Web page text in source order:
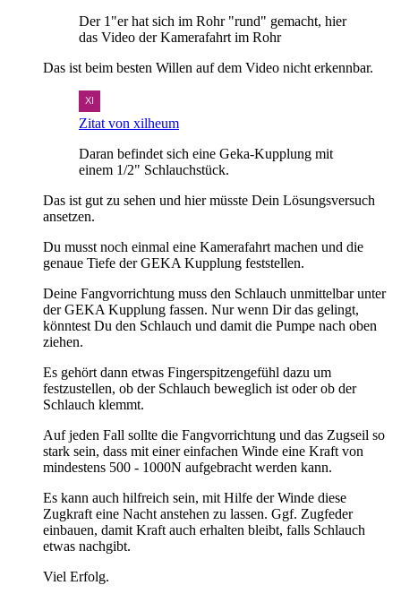
Der 1"er hat sich im Rohr "rund" gemacht, hier
das Video der Kamerafahrt im Rohr
Das ist beim besten Willen auf dem Video nicht erkennbar.
Zitat von xilheum
Daran befindet sich eine Geka-Kupplung mit
einem 1/2" Schlauchstück.
Das ist gut zu sehen und hier müsste Dein Lösungsversuch
ansetzen.
Du musst noch einmal eine Kamerafahrt machen und die
genaue Tiefe der GEKA Kupplung feststellen.
Deine Fangvorrichtung muss den Schlauch unmittelbar unter
der GEKA Kupplung fassen. Nur wenn Dir das gelingt,
könntest Du den Schlauch und damit die Pumpe nach oben
ziehen.
Es gehört dann etwas Fingerspitzengefühl dazu um
festzustellen, ob der Schlauch beweglich ist oder ob der
Schlauch klemmt.
Auf jeden Fall sollte die Fangvorrichtung und das Zugseil so
stark sein, dass mit einer einfachen Winde eine Kraft von
mindestens 500 - 1000N aufgebracht werden kann.
Es kann auch hilfreich sein, mit Hilfe der Winde diese
Zugkraft eine Nacht anstehen zu lassen. Ggf. Zugfeder
einbauen, damit Kraft auch erhalten bleibt, falls Schlauch
etwas nachgibt.
Viel Erfolg.